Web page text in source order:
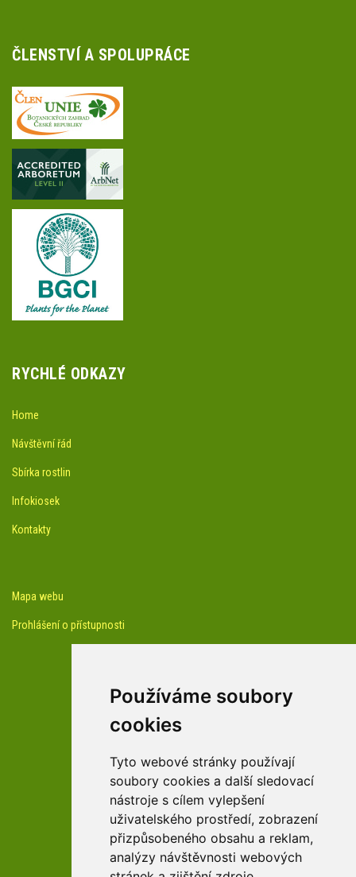
Používáme soubory
cookies
Tyto webové stránky používají
soubory cookies a další sledovací
nástroje s cílem vylepšení
uživatelského prostředí, zobrazení
přizpůsobeného obsahu a reklam,
analýzy návštěvnosti webových
ČLENSTVÍ A SPOLUPRÁCE
RYCHLÉ ODKAZY
Home
Návštěvní řád
Sbírka rostlin
Infokiosek
Kontakty
Mapa webu
Prohlášení o přístupnosti
Youtube kanál arboreta